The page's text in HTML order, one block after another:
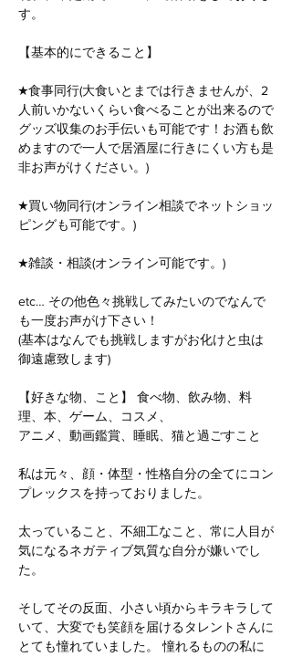
す。
【基本的にできること】
★食事同行(大食いとまでは行きませんが、2
人前いかないくらい食べることが出来るので
グッズ収集のお手伝いも可能です！お酒も飲
めますので一人で居酒屋に行きにくい方も是
非お声がけください。)
★買い物同行(オンライン相談でネットショッ
ピングも可能です。)
★雑談・相談(オンライン可能です。)
etc… その他色々挑戦してみたいのでなんで
も一度お声がけ下さい！
(基本はなんでも挑戦しますがお化けと虫は
御遠慮致します)
【好きな物、こと】 食べ物、飲み物、料
理、本、ゲーム、コスメ、
アニメ、動画鑑賞、睡眠、猫と過ごすこと
私は元々、顔・体型・性格自分の全てにコン
プレックスを持っておりました。
太っていること、不細工なこと、常に人目が
気になるネガティブ気質な自分が嫌いでし
た。
そしてその反面、小さい頃からキラキラして
いて、大変でも笑顔を届けるタレントさんに
とても憧れていました。 憧れるものの私に